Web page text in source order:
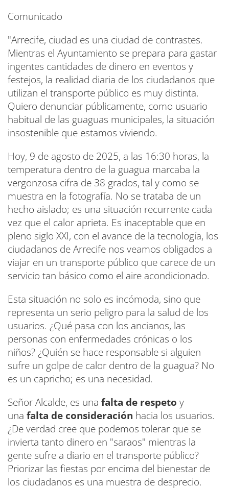
Comunicado
"Arrecife, ciudad es una ciudad de contrastes.
Mientras el Ayuntamiento se prepara para gastar
ingentes cantidades de dinero en eventos y
festejos, la realidad diaria de los ciudadanos que
utilizan el transporte público es muy distinta.
Quiero denunciar públicamente, como usuario
habitual de las guaguas municipales, la situación
insostenible que estamos viviendo.
Hoy, 9 de agosto de 2025, a las 16:30 horas, la
temperatura dentro de la guagua marcaba la
vergonzosa cifra de 38 grados, tal y como se
muestra en la fotografía. No se trataba de un
hecho aislado; es una situación recurrente cada
vez que el calor aprieta. Es inaceptable que en
pleno siglo XXI, con el avance de la tecnología, los
ciudadanos de Arrecife nos veamos obligados a
viajar en un transporte público que carece de un
servicio tan básico como el aire acondicionado.
Esta situación no solo es incómoda, sino que
representa un serio peligro para la salud de los
usuarios. ¿Qué pasa con los ancianos, las
personas con enfermedades crónicas o los
niños? ¿Quién se hace responsable si alguien
sufre un golpe de calor dentro de la guagua? No
es un capricho; es una necesidad.
Señor Alcalde, es una falta de respeto y
una falta de consideración hacia los usuarios.
¿De verdad cree que podemos tolerar que se
invierta tanto dinero en "saraos" mientras la
gente sufre a diario en el transporte público?
Priorizar las fiestas por encima del bienestar de
los ciudadanos es una muestra de desprecio.